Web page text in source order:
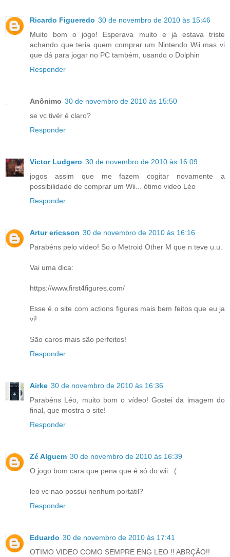
Ricardo Figueredo 30 de novembro de 2010 às 15:46
Muito bom o jogo! Esperava muito e já estava triste
achando que teria quem comprar um Nintendo Wii mas vi
que dá para jogar no PC também, usando o Dolphin
Responder
Anônimo 30 de novembro de 2010 às 15:50
se vc tivér é claro?
Responder
Victor Ludgero 30 de novembro de 2010 às 16:09
jogos assim que me fazem cogitar novamente a
possibilidade de comprar um Wii... ótimo video Léo
Responder
Artur ericsson 30 de novembro de 2010 às 16:16
Parabéns pelo vídeo! So o Metroid Other M que n teve u.u.
Vai uma dica:
https://www.first4figures.com/
Esse é o site com actions figures mais bem feitos que eu ja
vi!
São caros mais são perfeitos!
Responder
Airke 30 de novembro de 2010 às 16:36
Parabéns Léo, muito bom o vídeo! Gostei da imagem do
final, que mostra o site!
Responder
Zé Alguem 30 de novembro de 2010 às 16:39
O jogo bom cara que pena que é só do wii. :(
leo vc nao possui nenhum portatil?
Responder
Eduardo 30 de novembro de 2010 às 17:41
OTIMO VIDEO COMO SEMPRE ENG LEO !! ABRÇÃO!!